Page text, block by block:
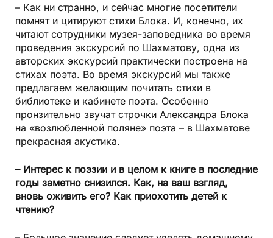
– Как ни странно, и сейчас многие посетители
помнят и цитируют стихи Блока. И, конечно, их
читают сотрудники музея-заповедника во время
проведения экскурсий по Шахматову, одна из
авторских экскурсий практически построена на
стихах поэта. Во время экскурсий мы также
предлагаем желающим почитать стихи в
библиотеке и кабинете поэта. Особенно
пронзительно звучат строчки Александра Блока
на «возлюбленной поляне» поэта – в Шахматове
прекрасная акустика.
– Интерес к поэзии и в целом к книге в последние
годы заметно снизился. Как, на ваш взгляд,
вновь оживить его? Как приохотить детей к
чтению?